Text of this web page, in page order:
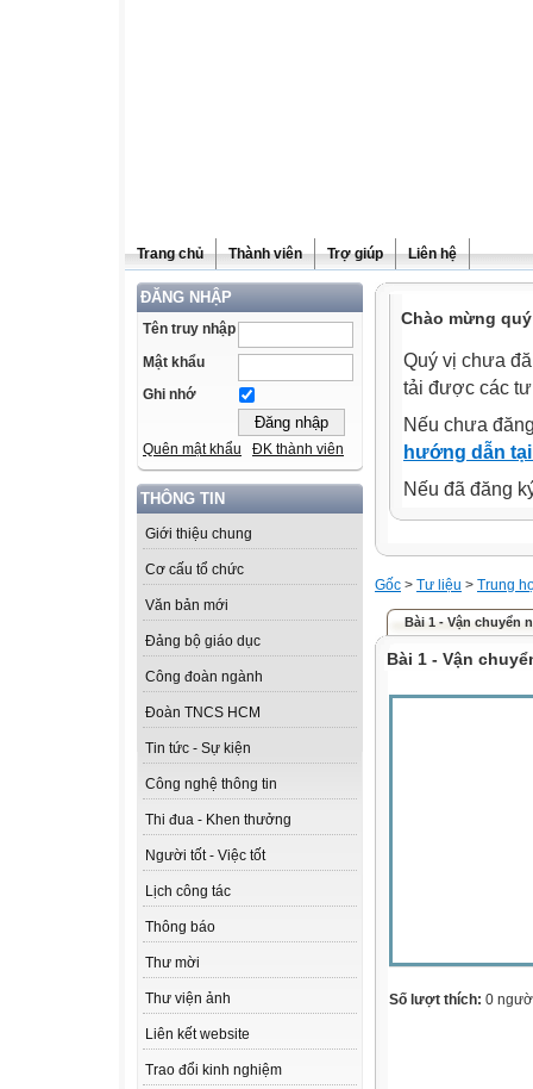
Trang chủ Thành viên Trợ giúp Liên hệ
ĐĂNG NHẬP
Tên truy nhập
Mật khẩu
Ghi nhớ
Quên mật khẩu ĐK thành viên
THÔNG TIN
Giới thiệu chung
Cơ cấu tổ chức
Văn bản mới
Đảng bộ giáo dục
Công đoàn ngành
Đoàn TNCS HCM
Tin tức - Sự kiện
Công nghệ thông tin
Thi đua - Khen thưởng
Người tốt - Việc tốt
Lịch công tác
Thông báo
Thư mời
Thư viện ảnh
Liên kết website
Trao đổi kinh nghiệm
Chào mừng
Quý vị chưa
tải được các
Nếu chưa
hướng dẫn
Nếu đã đăng
Gốc > Tư liệu > Trung
Bài 1 - Vận chuyển
Bài 1 - Vận
Số lượt thích: 0